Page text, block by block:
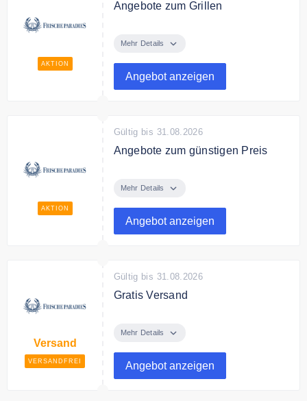
AKTION
Angebote zum Grillen
braucht.
Mehr Details
Angebot anzeigen
AKTION
Gültig bis 31.08.2026
Angebote zum günstigen Preis
Angebote bei FrischeParadies
Mehr Details
Angebot anzeigen
Versand
VERSANDFREI
Gültig bis 31.08.2026
Gratis Versand
versandkostenfrei innerhalb
Bedingungen
Mehr Details
Angebot anzeigen